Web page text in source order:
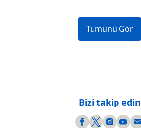
Tümünü Gör
Bizi takip edin